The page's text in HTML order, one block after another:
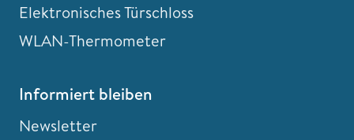
Elektronisches Türschloss
WLAN-Thermometer
Informiert bleiben
Newsletter